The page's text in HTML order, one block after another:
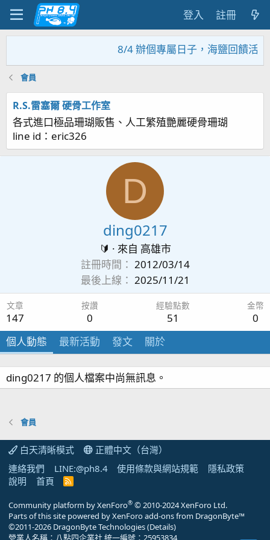
登入 註冊
8/4 辦個專屬日子，海鹽回饋活
會員
R.S.雷塞爾 硬骨工作室
各式進口極品珊瑚販售、人工繁殖艷麗硬骨珊瑚
line id：eric326
D
ding0217
🔰 · 來自 高雄市
註冊時間
2012/03/14
最後上線
2025/11/21
文章
147
按讚
0
經驗點數
51
金幣
0
個人動態
最新活動 發文 關於
ding0217 的個人檔案中尚無訊息。
會員
白天清晰模式
正體中文（台灣）
連絡我們
LINE:@ph8.4 使用條款與網站規範
隱私政策
說明
首頁
R
Community platform by XenForo® © 2010-2024 XenForo Ltd.
Parts of this site powered byXenForo add-ons from DragonByte™
©2011-2026 DragonByte Technologies(Details)
營業人名稱：八點四企業社 統一編號：25953834